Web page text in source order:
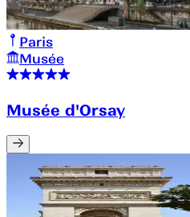
Paris
Musée
Musée d'Orsay